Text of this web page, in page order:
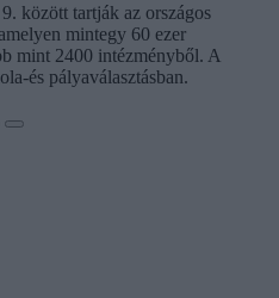
között tartják az országos
mintegy 60 ezer
mint 2400 intézményből. A
és pályaválasztásban.